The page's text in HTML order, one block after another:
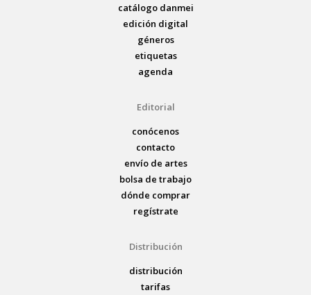
catálogo danmei
edición digital
géneros
etiquetas
agenda
Editorial
conócenos
contacto
envío de artes
bolsa de trabajo
dónde comprar
regístrate
Distribución
distribución
tarifas